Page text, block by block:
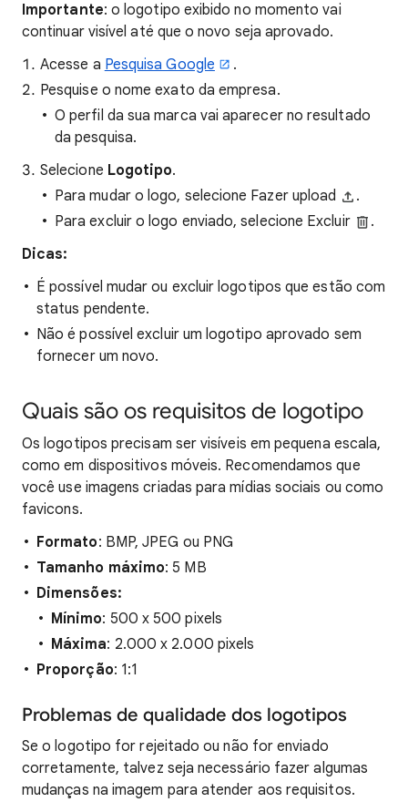
Importante: o logotipo exibido no momento vai
continuar visível até que o novo seja aprovado.
Acesse a Pesquisa Google
.
Pesquise o nome exato da empresa.
O perfil da sua marca vai aparecer no resultado
da pesquisa.
Selecione Logotipo.
Para mudar o logo, selecione Fazer upload
.
Para excluir o logo enviado, selecione Excluir
.
Dicas:
É possível mudar ou excluir logotipos que estão com
status pendente.
Não é possível excluir um logotipo aprovado sem
fornecer um novo.
Quais são os requisitos de logotipo
Os logotipos precisam ser visíveis em pequena escala,
como em dispositivos móveis. Recomendamos que
você use imagens criadas para mídias sociais ou como
favicons.
Formato: BMP, JPEG ou PNG
Tamanho máximo: 5 MB
Dimensões:
Mínimo: 500 x 500 pixels
Máxima: 2.000 x 2.000 pixels
Proporção: 1:1
Problemas de qualidade dos logotipos
Se o logotipo for rejeitado ou não for enviado
corretamente, talvez seja necessário fazer algumas
mudanças na imagem para atender aos requisitos.